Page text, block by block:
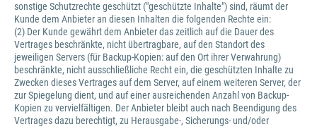
sonstige Schutzrechte geschützt ("geschützte Inhalte") sind, räumt der
Kunde dem Anbieter an diesen Inhalten die folgenden Rechte ein:
(2) Der Kunde gewährt dem Anbieter das zeitlich auf die Dauer des
Vertrages beschränkte, nicht übertragbare, auf den Standort des
jeweiligen Servers (für Backup-Kopien: auf den Ort ihrer Verwahrung)
beschränkte, nicht ausschließliche Recht ein, die geschützten Inhalte zu
Zwecken dieses Vertrages auf dem Server, auf einem weiteren Server, der
zur Spiegelung dient, und auf einer ausreichenden Anzahl von Backup-
Kopien zu vervielfältigen. Der Anbieter bleibt auch nach Beendigung des
Vertrages dazu berechtigt, zu Herausgabe-, Sicherungs- und/oder